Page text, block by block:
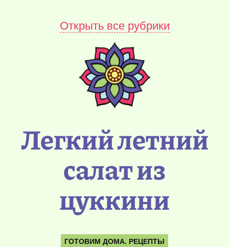
Открыть все рубрики
Легкий летний
салат из
цуккини
ГОТОВИМ ДОМА. РЕЦЕПТЫ